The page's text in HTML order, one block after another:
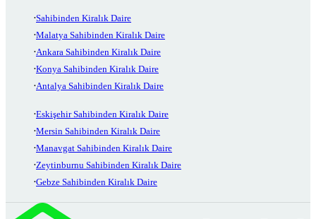
Sahibinden Kiralık Daire
Malatya Sahibinden Kiralık Daire
Ankara Sahibinden Kiralık Daire
Konya Sahibinden Kiralık Daire
Antalya Sahibinden Kiralık Daire
Eskişehir Sahibinden Kiralık Daire
Mersin Sahibinden Kiralık Daire
Manavgat Sahibinden Kiralık Daire
Zeytinburnu Sahibinden Kiralık Daire
Gebze Sahibinden Kiralık Daire